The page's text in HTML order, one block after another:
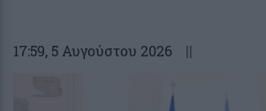
17:59, 5 Αυγούστου 2026 ||